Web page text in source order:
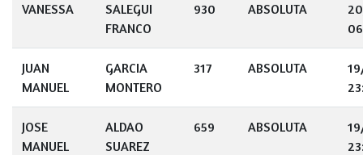
VANESSA
SALEGUI
FRANCO
930 ABSOLUTA
JUAN
MANUEL
GARCIA
MONTERO
317 ABSOLUTA
JOSE
MANUEL
ALDAO
SUAREZ
659 ABSOLUTA